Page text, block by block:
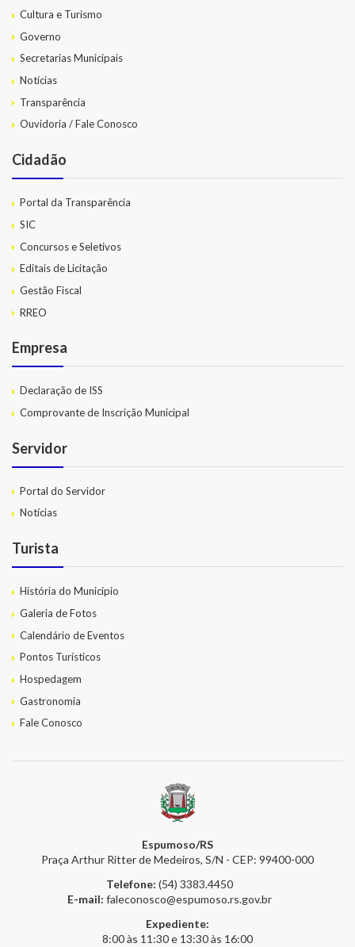
Cultura e Turismo
Governo
Secretarias Municipais
Notícias
Transparência
Ouvidoria / Fale Conosco
Cidadão
Portal da Transparência
SIC
Concursos e Seletivos
Editais de Licitação
Gestão Fiscal
RREO
Empresa
Declaração de ISS
Comprovante de Inscrição Municipal
Servidor
Portal do Servidor
Notícias
Turista
História do Município
Galeria de Fotos
Calendário de Eventos
Pontos Turísticos
Hospedagem
Gastronomia
Fale Conosco
Espumoso/RS
Praça Arthur Ritter de Medeiros, S/N - CEP: 99400-000
Telefone: (54) 3383.4450
E-mail: faleconosco@espumoso.rs.gov.br
Expediente:
8:00 às 11:30 e 13:30 às 16:00